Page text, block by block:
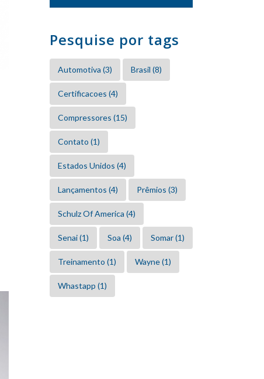
Pesquise por tags
Automotiva (3) Brasil (8)
Certificacoes (4)
Compressores (15)
Contato (1)
Estados Unidos (4)
Lançamentos (4) Prêmios (3)
Schulz Of America (4)
Senai(1) Soa (4) Somar(1)
Treinamento (1) Wayne(1)
Whastapp (1)